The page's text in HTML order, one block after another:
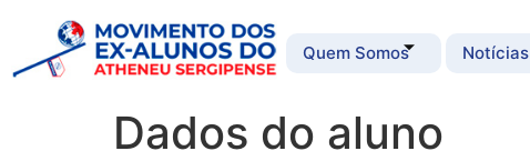
Quem Somos Notícias
Dados do aluno